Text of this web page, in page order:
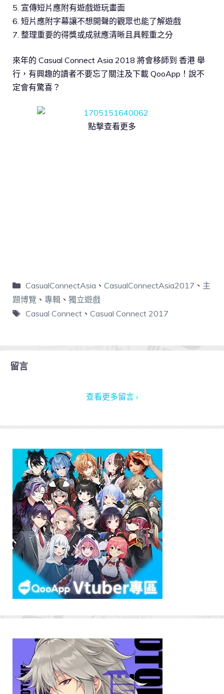
5. 宣傳短片應附有遊戲遊玩畫面
6. 短片應附字幕讓不想開聲的觀眾也能了解遊戲
7. 整理重要的得獎或成就應清晰且具輕重之分
來年的 Casual Connect Asia 2018 將會移師到 香港 舉
行，有興趣的讀者不要忘了關注及下載 QooApp！說不
定會有驚喜？
點撃查看更多
CasualConnectAsia 、 CasualConnectAsia2017 、 主
題博覽 、 專輯 、 獨立遊戲
Casual Connect、 Casual Connect 2017
留言
查看更多留言 ›